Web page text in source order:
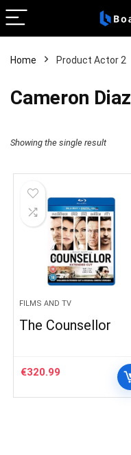
Home Product Actor 2
Cameron Diaz
Showing the single result
FILMS AND TV
The Counsellor
€320.99